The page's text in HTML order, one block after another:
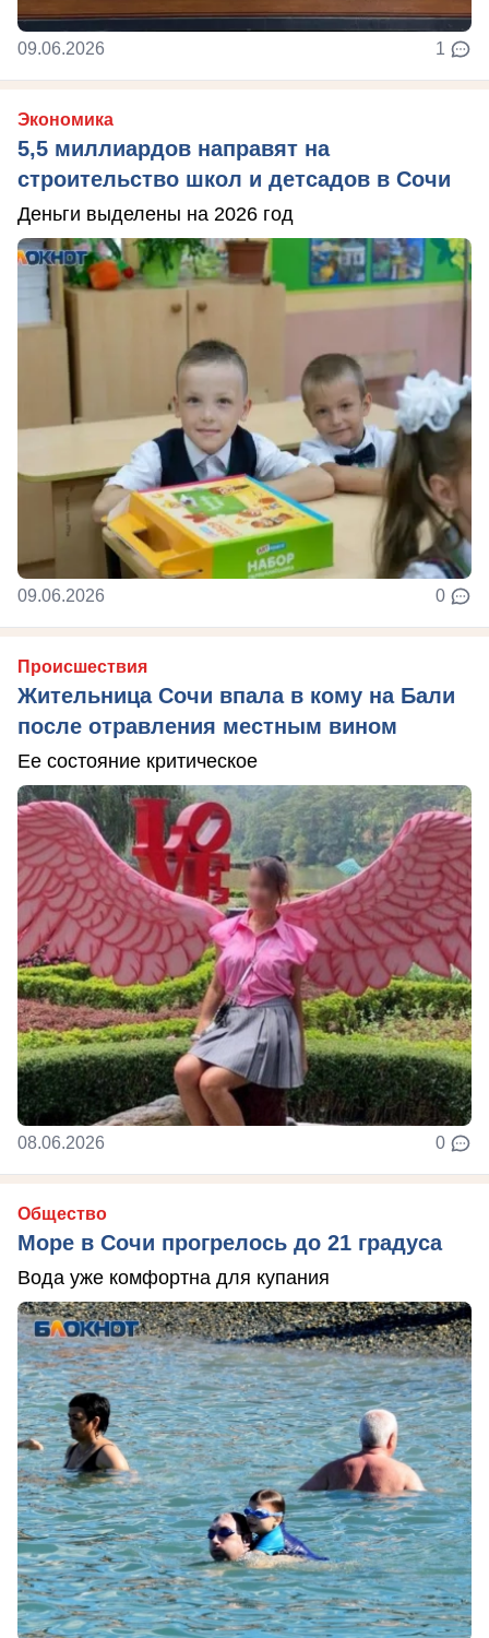
09.06.2026 1
Экономика
5,5 миллиардов направят на
строительство школ и детсадов в Сочи
Деньги выделены на 2026 год
09.06.2026 0
Происшествия
Жительница Сочи впала в кому на Бали
после отравления местным вином
Ее состояние критическое
08.06.2026 0
Общество
Море в Сочи прогрелось до 21 градуса
Вода уже комфортна для купания